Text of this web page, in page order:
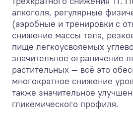
алкоголя, регулярные
(аэробные и тренировки с
снижение массы тела,
пище легкоусвояемых
значительное ограничение
растительных — всё это
многократное снижение
также значительное
гликемического профиля.